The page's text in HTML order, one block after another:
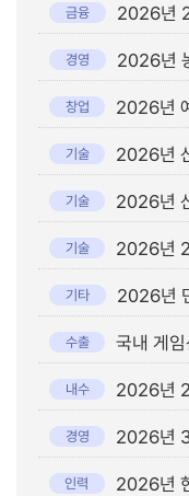
금융
경영
창업
기술
기술
기술
기타
수출
내수
경영
인력